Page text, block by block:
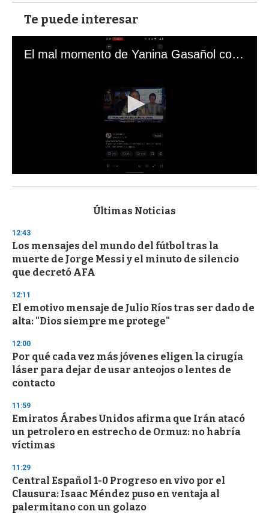
Te puede interesar
El mal momento de Yanina Gasañol con un hincha argentino en "Subrayado"
s
d
s
o
f
3
s
e
c
o
d
s
Últimas Noticias
12:43
Los mensajes del mundo del fútbol tras la
muerte de Jorge Messi y el minuto de silencio
que decretó AFA
12:11
El emotivo mensaje de Julio Ríos tras ser dado de
alta: "Dios siempre me protege"
12:00
Por qué cada vez más jóvenes eligen la cirugía
láser para dejar de usar anteojos o lentes de
contacto
11:59
Emiratos Árabes Unidos afirma que Irán atacó
un petrolero en estrecho de Ormuz: no habría
víctimas
11:29
Central Español 1-0 Progreso en vivo por el
Clausura: Isaac Méndez puso en ventaja al
palermitano con un golazo